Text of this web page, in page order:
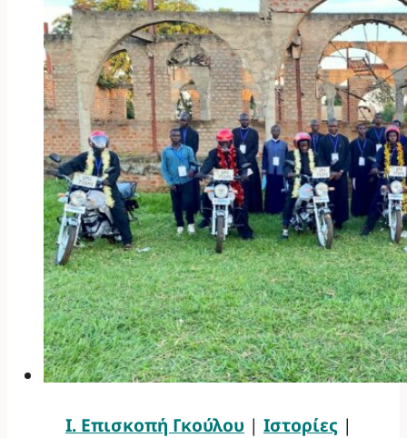
Ι. Επισκοπή Γκούλου | Ιστορίες |